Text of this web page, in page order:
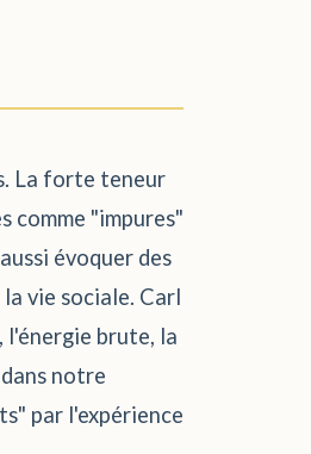
La forte teneur
comme "impures"
évoquer des
vie sociale. Carl
l'énergie brute, la
notre
par l'expérience